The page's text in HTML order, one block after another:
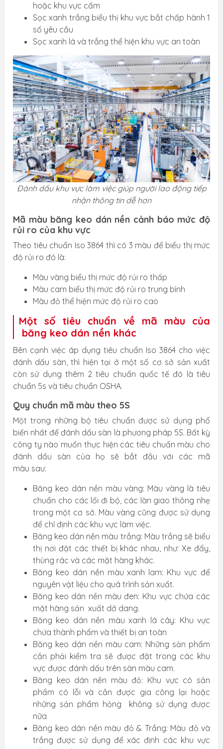
hoặc khu vực cấm
Sọc xanh trắng biểu thị khu vực bắt chấp hành 1
số yêu cầu
Sọc xanh lá và trắng thể hiện khu vực an toàn
Đánh dấu khu vực làm việc giúp người lao động tiếp
nhận thông tin dễ hơn
Mã màu băng keo dán nền cảnh báo mức độ
rủi ro của khu vực
Theo tiêu chuẩn Iso 3864 thì có 3 màu để biểu thị mức
độ rủi ro đó là:
Màu vàng biểu thị mức độ rủi ro thấp
Màu cam biểu thị mức độ rủi ro trung bình
Màu đỏ thể hiện mức độ rủi ro cao
Một số tiêu chuẩn về mã màu của
băng keo dán nền khác
Bên cạnh việc áp dụng tiêu chuẩn Iso 3864 cho việc
đánh dấu sàn, thì hiện tại ở một số cơ sở sản xuất
còn sử dụng thêm 2 tiêu chuẩn quốc tế đó là tiêu
chuẩn 5s và tiêu chuẩn OSHA.
Quy chuẩn mã màu theo 5S
Một trong những bộ tiêu chuẩn được sử dụng phổ
biến nhất để đánh dấu sàn là phương pháp 5S. Bất kỳ
công ty nào muốn thực hiện các tiêu chuẩn màu cho
đánh dấu sàn của họ sẽ bắt đầu với các mã
màu sau:
Băng keo dán nền màu vàng: Màu vàng là tiêu
chuẩn cho các lối đi bộ, các làn giao thông nhẹ
trong một cơ sở. Màu vàng cũng được sử dụng
để chỉ định các khu vực làm việc.
Băng keo dán nền màu trắng: Màu trắng sẽ biểu
thị nơi đặt các thiết bị khác nhau, như: Xe đẩy,
thùng rác và các mặt hàng khác.
Băng keo dán nền màu xanh lam: Khu vực để
nguyên vật liệu cho quá trình sản xuất.
Băng keo dán nền màu đen: Khu vực chứa các
mặt hàng sản xuất dở dang.
Băng keo dán nền màu xanh lá cây: Khu vực
chứa thành phẩm và thiết bị an toàn
Băng keo dán nền màu cam: Những sản phẩm
cần phải kiểm tra sẽ được đặt trong các khu
vực được đánh dấu trên sàn màu cam.
Băng keo dán nền màu đỏ: Khu vực có sản
phẩm có lỗi và cần được gia công lại hoặc
những sản phẩm hỏng không sử dụng được
nữa
Băng keo dán nền màu đỏ & Trắng: Màu đỏ và
trắng được sử dụng để xác định các khu vực